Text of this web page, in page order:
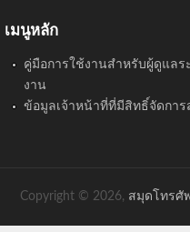
เมนูหลัก
คู่มือการใช้งานสำหรับผู้ดูแล
งาน
ข้อมูลเจ้าหน้าที่ที่มีสิทธิ์จัดกา
Copyright © 2026, สมุดโทรศั